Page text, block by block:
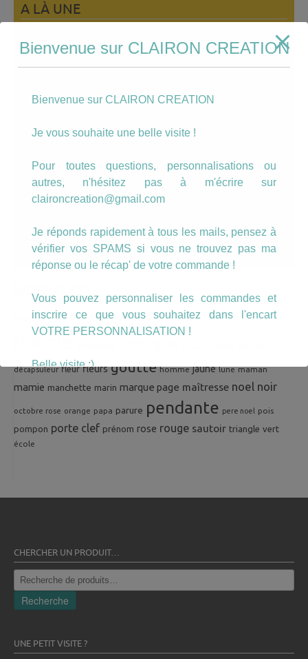
A LÀ UNE
Découvrez les top des ventespar ici
acetate amour asymetrique badge bague blanc bleu
boucle
décapsuleur fleur fleurs goutte homme jaune lune maman
mamie manchette marin marque page maîtresse noel noir
octobre rose orange papa parure pendante pere noel pois
pompon porte clef prénom rose rouge sautoir triangle vert
école
CHERCHER UN PRODUIT…
Recherche
pour :
Recherche
UNE PETIT VISITE ?
Bienvenue sur CLAIRON CREATION
Bienvenue sur CLAIRON CREATION
Je vous souhaite une belle visite !
Pour toutes questions, personnalisations ou
autres, n'hésitez pas à m'écrire sur
claironcreation@gmail.com
Je réponds rapidement à tous les mails, pensez à
vérifier vos SPAMS si vous ne trouvez pas ma
réponse ou le récap' de votre commande !
Vous pouvez personnaliser les commandes et
inscrire ce que vous souhaitez dans l'encart
VOTRE PERSONNALISATION !
Belle visite :)